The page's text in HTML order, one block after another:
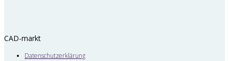
CAD-markt
Datenschutzerklärung